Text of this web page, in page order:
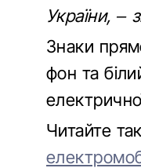
України, –
Знаки
фон та
Читайте